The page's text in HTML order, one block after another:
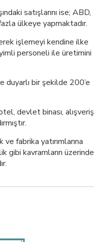
satışlarını ise; ABD,
ülkeye yapmaktadır.
işlemeyi kendine ilke
personeli ile üretimini
bir şekilde 200’e
devlet binası, alışveriş
fabrika yatırımlarına
gibi kavramların üzerinde